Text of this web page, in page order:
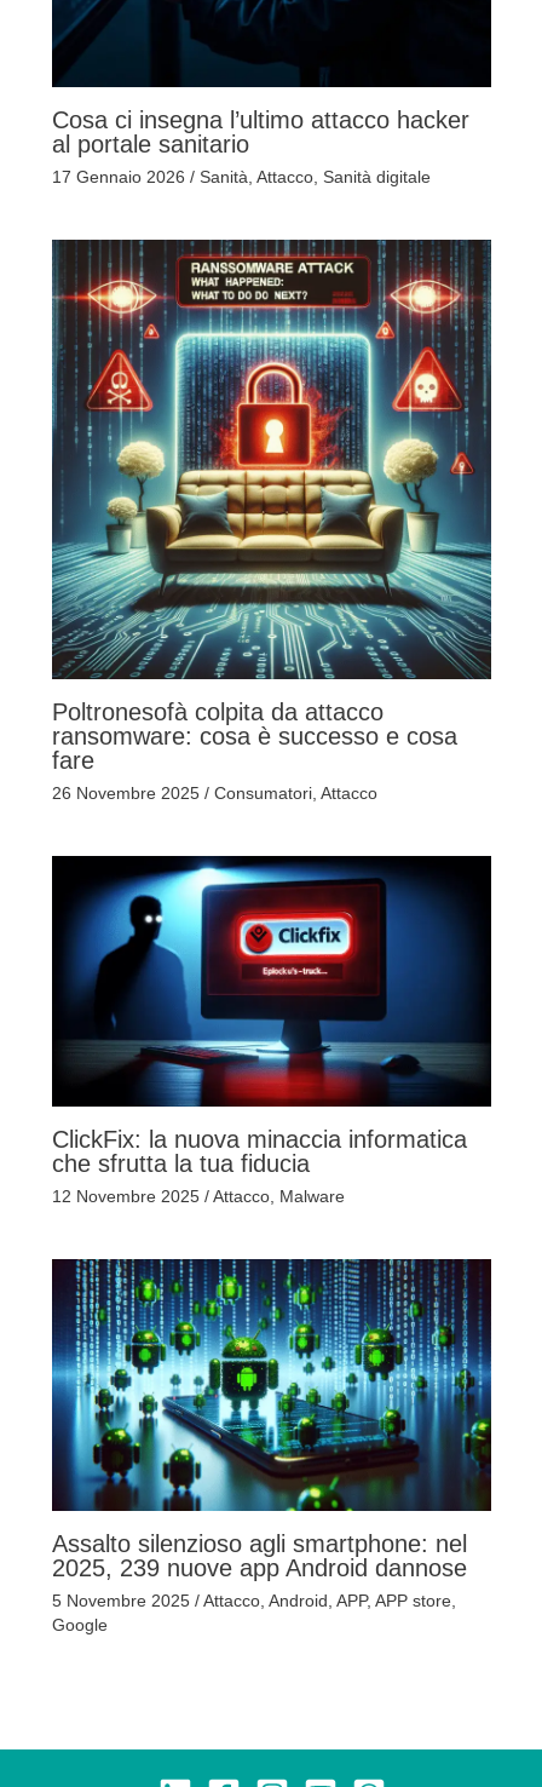
Cosa ci insegna l’ultimo attacco hacker
al portale sanitario
17 Gennaio 2026 / Sanità Attacco, Sanità digitale
Poltronesofà colpita da attacco
ransomware: cosa è successo e cosa
fare
26 Novembre 2025 / Consumatori, Attacco
ClickFix: la nuova minaccia informatica
che sfrutta la tua fiducia
12 Novembre 2025 /Attacco, Malware
Assalto silenzioso agli smartphone: nel
2025, 239 nuove app Android dannose
5 Novembre 2025 /Attacco, Android APP, APP store,
Google